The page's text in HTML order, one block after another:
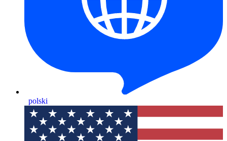
polski